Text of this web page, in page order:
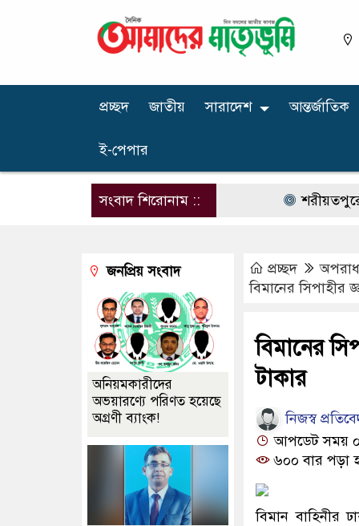
প্রচ্ছদ জাতীয় সারাদেশ আন্তর্জাতিক
ই-পেপার
সংবাদ শিরোনাম :: শরীয়তপুরে
প্রচ্ছদ অপরাধ
বিমানের
বিমানের
টাকার
নিজস্ব
আপডেট সময়
৬০০ বার পড়া
বিমান বাহিনীর
জনপ্রিয় সংবাদ
অনিয়মকারীদের
অভয়ারণ্যে পরিণত হয়েছে
অগ্রণী ব্যাংক!